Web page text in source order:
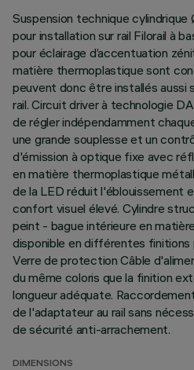
Suspension technique
pour installation sur rail Filorail à
pour éclairage d’accentuation
matière thermoplastique sont
peuvent donc être installés aussi
rail. Circuit driver à technologie
de régler indépendamment
une grande souplesse et un
d'émission à optique fixe avec
en matière thermoplastique
de la LED réduit l'éblouissement
confort visuel élevé. Cylindre
peint - bague intérieure en
disponible en différentes finitions
Verre de protection Câble
du même coloris que la finition
longueur adéquate.
de l'adaptateur au rail sans
de sécurité anti-arrachement.
DIMENSIONS